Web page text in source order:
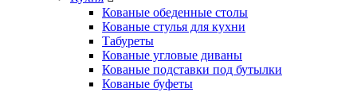
Кованые обеденные столы
Кованые стулья для кухни
Табуреты
Кованые угловые диваны
Кованые подставки под бутылки
Кованые буфеты